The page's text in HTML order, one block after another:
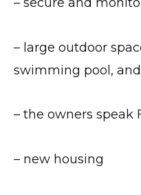
– large outdoor
swimming pool,
– the owners speak
– new housing